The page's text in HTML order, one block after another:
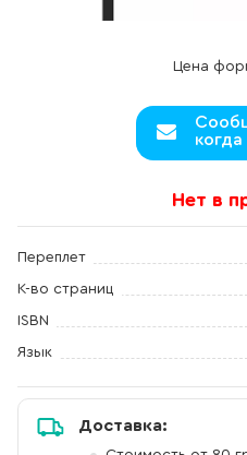
Цена
Нет в
Переплет
К-во страниц
ISBN
Язык
Доставка: